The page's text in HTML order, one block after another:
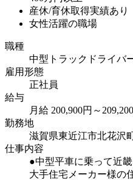
産休/育休取得実績あり
女性活躍の職場
職種
中型トラックドライバ
雇用形態
正社員
給与
月給 200,900円～
勤務地
滋賀県東近江市北花沢
仕事内容
●中型平車に乗って近
大手住宅メーカー様の